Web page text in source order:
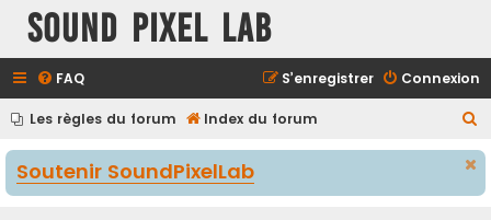
Sound Pixel Lab
FAQ Connexion
S’enregistrer
Les règles du forum Index du forum
e
Soutenir SoundPixelLab